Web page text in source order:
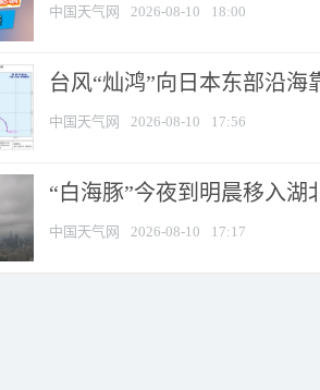
中国天气网 2026-08-10 18:00
台风“灿鸿”向日本东部沿海
中国天气网 2026-08-10 17:56
“白海豚”今夜到明晨移入湖
中国天气网 2026-08-10 17:17